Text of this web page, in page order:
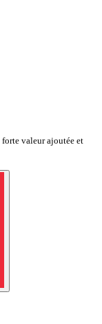
valeur ajoutée et